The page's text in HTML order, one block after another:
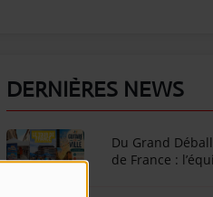
DERNIÈRES NEWS
Du Grand
de France :